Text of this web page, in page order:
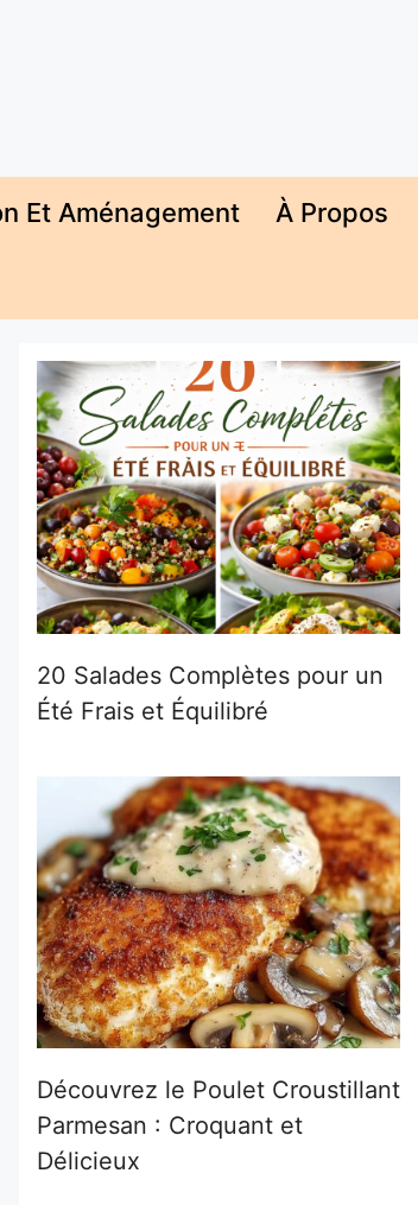
Et Aménagement À Propos
20 Salades Complètes pour un
Été Frais et Équilibré
Découvrez le Poulet Croustillant
Parmesan : Croquant et
Délicieux